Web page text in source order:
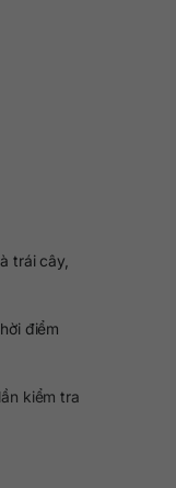
trái cây,
điểm
kiểm tra